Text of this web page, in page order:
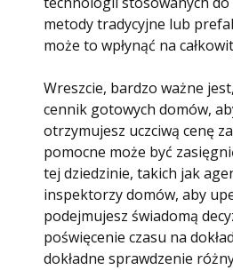
metody tradycyjne lub
może to wpłynąć na
Wreszcie, bardzo ważne
cennik gotowych domów,
otrzymujesz uczciwą cenę
pomocne może być
tej dziedzinie, takich jak
inspektorzy domów, aby
podejmujesz świadomą
poświęcenie czasu na
dokładne sprawdzenie